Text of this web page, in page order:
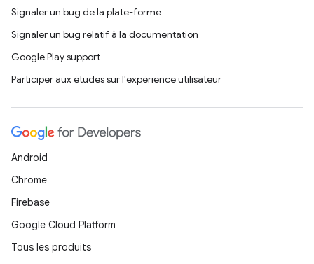
Signaler un bug de la plate-forme
Signaler un bug relatif à la documentation
Google Play support
Participer aux études sur l'expérience utilisateur
Android
Chrome
Firebase
Google Cloud Platform
Tous les produits